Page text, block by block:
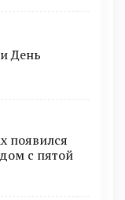
День
появился
с пятой